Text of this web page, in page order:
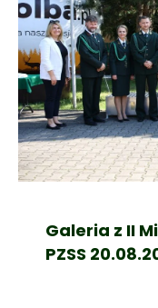
Galeria z II
PZSS